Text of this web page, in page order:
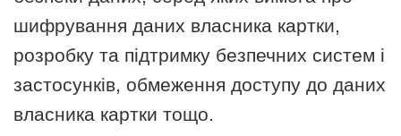
шифрування даних власника картки,
розробку та підтримку безпечних систем і
застосунків, обмеження доступу до даних
власника картки тощо.